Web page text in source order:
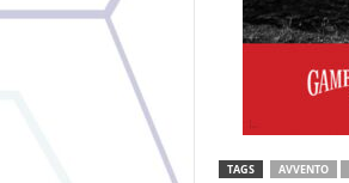
TAGS AVVENTO